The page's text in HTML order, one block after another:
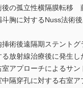
の孤立性横隔膜転移
胸に対するNuss法術
術後遠隔期ステント
放射線治療後に発生
アプローチによるサ
隔穿孔に対する右室